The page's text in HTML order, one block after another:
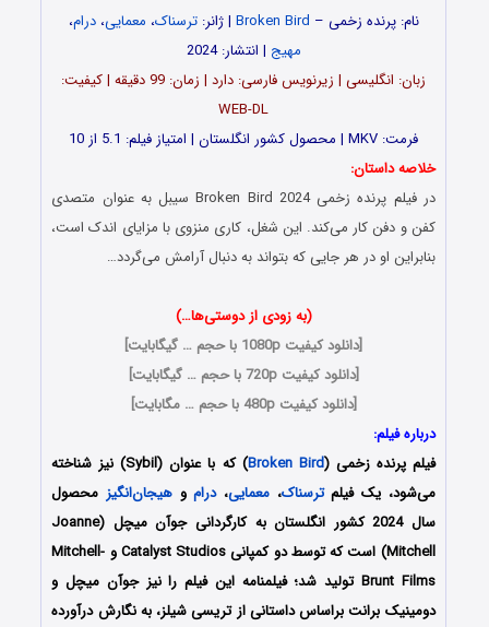
نام: پرنده زخمی – Broken Bird | ژانر:ترسناک، معمایی،درام،
مهیج | انتشار: 2024
زبان: انگلیسی | زیرنویس فارسی: دارد | زمان: 99 دقیقه | کیفیت:
WEB-DL
فرمت: MKV | محصول کشور انگلستان | امتیاز فیلم: 5.1 از 10
خلاصه داستان:
در فیلم پرنده زخمی Broken Bird 2024 سیبل به عنوان متصدی
کفن و دفن کار می‌کند. این شغل، کاری منزوی با مزایای اندک است،
بنابراین او در هر جایی که بتواند به دنبال آرامش می‌گردد…
(به زودی از دوستی‌ها…)
[دانلود کیفیت 1080p با حجم … گیگابایت
]
[دانلود کیفیت 720p با حجم … گیگابایت
]
[دانلود کیفیت 480p با حجم … مگابایت
]
درباره فیلم:
فیلم پرنده زخمی (Broken Bird
) که با عنوان (Sybil) نیز شناخته
می‌شود، یک فیلمترسناک، معمایی،دراموهیجان‌انگیز محصول
سال 2024 کشور انگلستان به کارگردانی جوآن میچل (Joanne
Mitchell) است که توسط دو کمپانی‌ Catalyst Studios و Mitchell-
Brunt Films تولید شد؛ فیلمنامه این فیلم را نیز جوآن میچل و
دومینیک برانت براساس داستانی از تریسی شیلز،به نگارش درآورده